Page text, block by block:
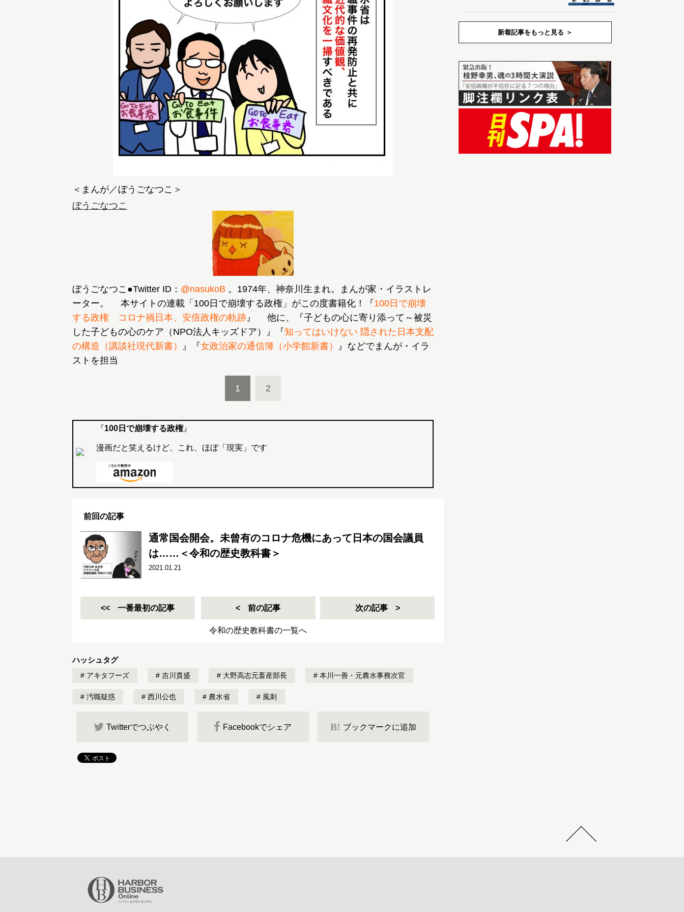
ぼうごなつこ
ぼうごなつこ●Twitter ID： @nasukoB 。1974年、神奈川生まれ。まんが家・イラストレ
ーター。 本サイトの連載「100日で崩壊する政権」がこの度書籍化！『100日で崩壊
する政権 コロナ禍日本、安倍政権の軌跡』 他に、『子どもの心に寄り添って～被災
した子どもの心のケア（NPO法人キッズドア）』『知ってはいけない 隠された日本支配
の構造（講談社現代新書） 』『女政治家の通信簿（小学館新書） 』などでまんが・イラ
ストを担当
1 2
『100日で崩壊する政権』
漫画だと笑えるけど、これ、ほぼ「現実」です
前回の記事
通常国会開会。未曾有のコロナ危機にあって日本の国会議員
は……＜令和の歴史教科書＞
2021.01.21
一番最初の記事 前の記事 次の記事
令和の歴史教科書の一覧へ
ハッシュタグ
アキタフーズ 吉川貴盛 大野高志元畜産部長 本川一善・元農水事務次官
汚職疑惑 西川公也 農水省 風刺
Twitterでつぶやく Facebookでシェア B! ブックマークに追加
新着記事をもっと見る